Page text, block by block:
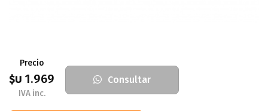
Precio
$U 1.969
IVA inc.
Consultar